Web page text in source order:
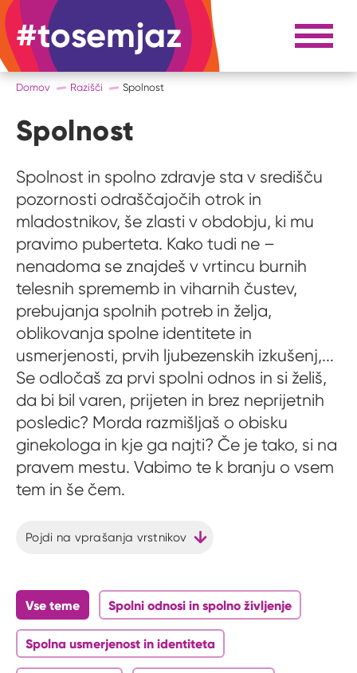
#tosemjaz #to sem jaz Razpri
Domov Razišči Spolnost
Spolnost
Spolnost in spolno zdravje sta v središču
pozornosti odraščajočih otrok in
mladostnikov, še zlasti v obdobju, ki mu
pravimo puberteta. Kako tudi ne –
nenadoma se znajdeš v vrtincu burnih
telesnih sprememb in viharnih čustev,
prebujanja spolnih potreb in želja,
oblikovanja spolne identitete in
usmerjenosti, prvih ljubezenskih izkušenj,...
Se odločaš za prvi spolni odnos in si želiš,
da bi bil varen, prijeten in brez neprijetnih
posledic? Morda razmišljaš o obisku
ginekologa in kje ga najti? Če je tako, si na
pravem mestu. Vabimo te k branju o vsem
tem in še čem.
Pojdi na vprašanja vrstnikov
Vse teme Spolni odnosi in spolno življenje
Spolna usmerjenost in identiteta